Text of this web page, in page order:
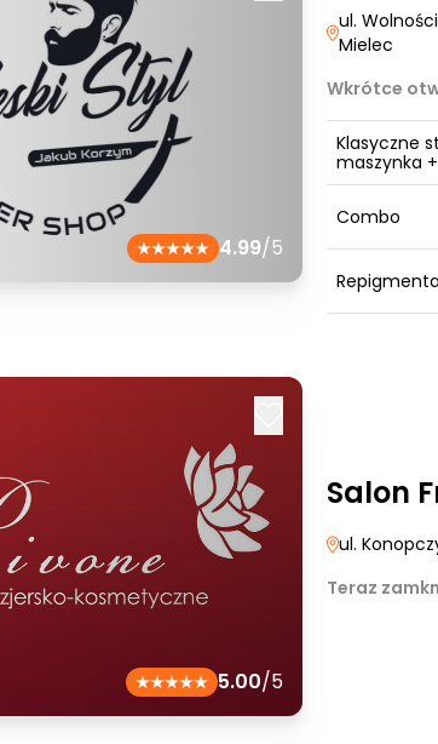
4.99/5
ul.
Mielec
Wkrótce
Klasyczne
maszynka
Combo
5.00/5
Salon
ul.
Teraz